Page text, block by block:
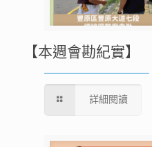
【本週會勘紀實】
詳細閱讀